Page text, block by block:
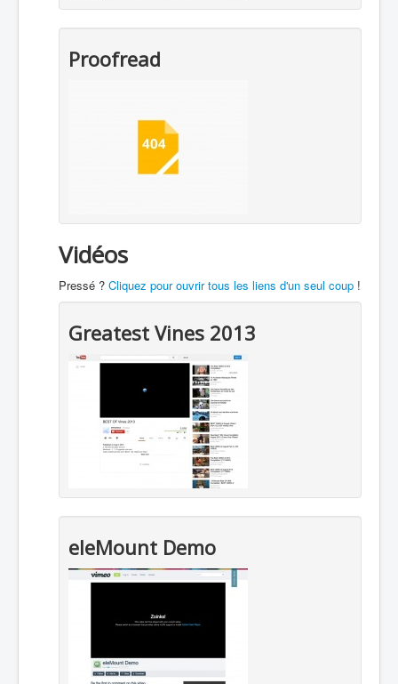
Proofread
Vidéos
Pressé ? Cliquez pour ouvrir tous les liens d'un seul coup !
Greatest Vines 2013
eleMount Demo